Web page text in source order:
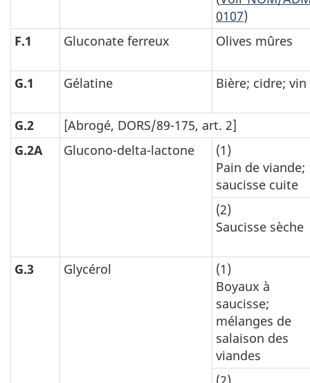
0107)
F.1
Gluconate ferreux Olives mûres
G.1 Gélatine Bière; cidre; vin
G.2
[Abrogé, DORS/89-175, art. 2]
G.2A
Glucono-delta-lactone
(1)
Pain de viande;
saucisse cuite
(2)
Saucisse sèche
G.3 Glycérol
(1)
Boyaux à
saucisse;
mélanges de
salaison des
viandes